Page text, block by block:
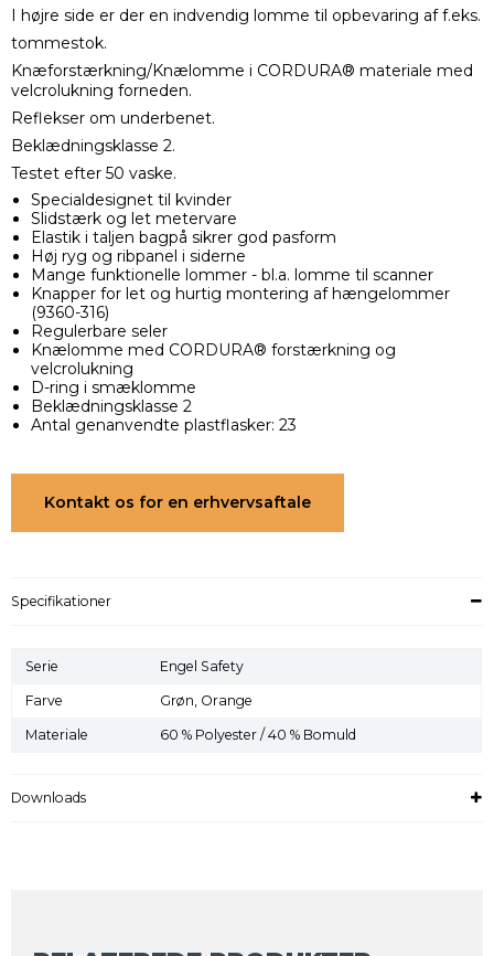
I højre side er der en indvendig lomme til opbevaring af f.eks.
tommestok.
Knæforstærkning/Knælomme i CORDURA® materiale med
velcrolukning forneden.
Reflekser om underbenet.
Beklædningsklasse 2.
Testet efter 50 vaske.
Specialdesignet til kvinder
Slidstærk og let metervare
Elastik i taljen bagpå sikrer god pasform
Høj ryg og ribpanel i siderne
Mange funktionelle lommer - bl.a. lomme til scanner
Knapper for let og hurtig montering af hængelommer
(9360-316)
Regulerbare seler
Knælomme med CORDURA® forstærkning og
velcrolukning
D-ring i smæklomme
Beklædningsklasse 2
Antal genanvendte plastflasker: 23
Kontakt os for en erhvervsaftale
Specifikationer
Serie Engel Safety
Farve Grøn, Orange
Materiale 60 % Polyester / 40 % Bomuld
Downloads